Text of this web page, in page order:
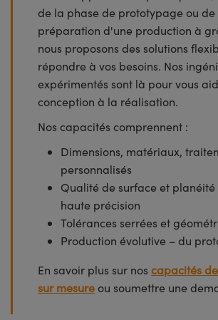
de la phase de prototypage ou de
préparation d'une production à
nous proposons des solutions
répondre à vos besoins. Nos
expérimentés sont là pour vous
conception à la réalisation.
Nos capacités comprennent :
Dimensions, matériaux,
personnalisés
Qualité de surface et
haute précision
Tolérances serrées et
Production évolutive – du
En savoir plus sur nos capacités
sur mesure ou soumettre une